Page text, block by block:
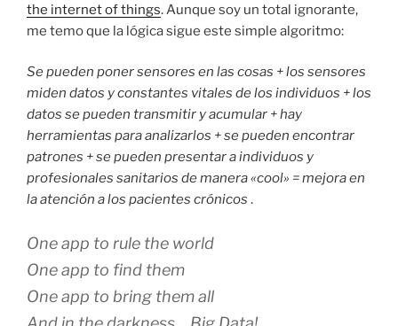
the internet of things. Aunque soy un total ignorante,
me temo que la lógica sigue este simple algoritmo:
Se pueden poner sensores en las cosas + los sensores
miden datos y constantes vitales de los individuos + los
datos se pueden transmitir y acumular + hay
herramientas para analizarlos + se pueden encontrar
patrones + se pueden presentar a individuos y
profesionales sanitarios de manera «cool» = mejora en
la atención a los pacientes crónicos .
One app to rule the world
One app to find them
One app to bring them all